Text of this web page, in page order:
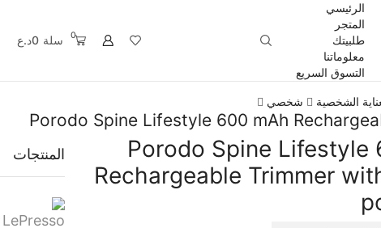
الرئيسي
المتجر
طلبيتك
معلوماتنا
التسوق السريع
0 سلة 0د.ع
الشخصية شخصي
Porodo Spine Lifestyle 600 mAh
Porodo Spine Lifestyle
Rechargeable Trimmer
المنتجات